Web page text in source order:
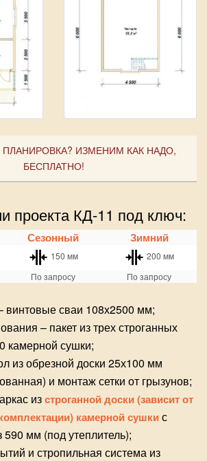
ИЗМЕНИМ КАК НАДО,
БЕСПЛАТНО!
проекта КД-11 под ключ:
Сезонный Зимний
150 мм
200 мм
По запросу По запросу
винтовые сваи 108х2500 мм;
– пакет из трех строганных
камерной сушки;
из обрезной доски 25х100 мм
и монтажсетки от грызунов;
изстроганной доски (зависит от
камерной сушкис
590 мм (под утеплитель);
и стропильная система из